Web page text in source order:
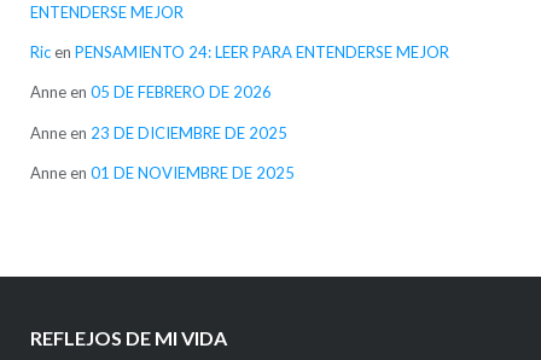
ENTENDERSE MEJOR
Ricen PENSAMIENTO 24: LEER PARA ENTENDERSE MEJOR
Anneen 05 DE FEBRERO DE 2026
Anneen 23 DE DICIEMBRE DE 2025
Anneen 01 DE NOVIEMBRE DE 2025
REFLEJOS DE MI VIDA